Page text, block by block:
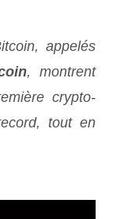
appelés
, montrent
crypto-
tout en